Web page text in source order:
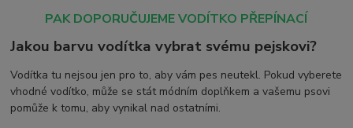
PAK DOPORUČUJEME VODÍTKO PŘEPÍNACÍ
Jakou barvu vodítka vybrat svému pejskovi?
Vodítka tu nejsou jen pro to, aby vám pes neutekl. Pokud vyberete
vhodné vodítko, může se stát módním doplňkem a vašemu psovi
pomůže k tomu, aby vynikal nad ostatními.